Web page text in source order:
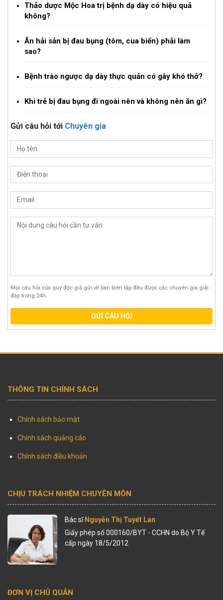
Thảo dược Mộc Hoa trị bệnh dạ dày có hiệu quả
không?
Ăn hải sản bị đau bụng (tôm, cua biển) phải làm
sao?
Bệnh trào ngược dạ dày thực quản có gây khó thở?
Khi trẻ bị đau bụng đi ngoài nên và không nên ăn gì?
Gửi câu hỏi tới Chuyên gia
Mọi câu hỏi của quý độc giả gửi về ban biên tập đều được các chuyên gia giải
đáp trong 24h.
GỬI CÂU HỎI
THÔNG TIN CHÍNH SÁCH
Chính sách bảo mật
Chính sách quảng cáo
Chính sách điều khoản
CHỊU TRÁCH NHIỆM CHUYÊN MÔN
Bác sĩ Nguyễn Thị Tuyết Lan
Giấy phép số 000160/BYT - CCHN do Bộ Y Tế
cấp ngày 18/5/2012
ĐƠN VỊ CHỦ QUẢN